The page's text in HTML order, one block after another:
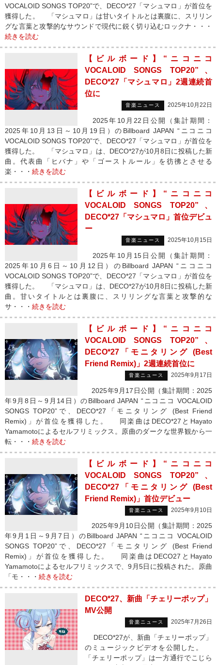
VOCALOID SONGS TOP20”で、DECO*27「マシュマロ」が首位を
獲得した。 「マシュマロ」は甘いタイトルとは裏腹に、スリリン
グな言葉と攻撃的なサウンドで現代に鋭く切り込むロックナ・・・
続きを読む
【ビルボード】“ニコニコ
VOCALOID SONGS TOP20”、
DECO*27「マシュマロ」2週連続首
位に
音楽ニュース 2025年10月22日
2025年10月22日公開（集計期間：
2025年10月13日～10月19日）のBillboard JAPAN “ニコニコ
VOCALOID SONGS TOP20”で、DECO*27「マシュマロ」が首位を
獲得した。 「マシュマロ」は、DECO*27が10月8日に投稿した新
曲。代表曲「ヒバナ」や「ゴーストルール」を彷彿とさせる
楽・・・ 続きを読む
【ビルボード】“ニコニコ
VOCALOID SONGS TOP20”、
DECO*27「マシュマロ」首位デビュ
ー
音楽ニュース 2025年10月15日
2025年10月15日公開（集計期間：
2025年10月6日～10月12日）のBillboard JAPAN “ニコニコ
VOCALOID SONGS TOP20”で、DECO*27「マシュマロ」が首位を
獲得した。 「マシュマロ」は、DECO*27が10月8日に投稿した新
曲。甘いタイトルとは裏腹に、スリリングな言葉と攻撃的な
サ・・・ 続きを読む
【ビルボード】“ニコニコ
VOCALOID SONGS TOP20”、
DECO*27「モニタリング (Best
Friend Remix)」2週連続首位に
音楽ニュース 2025年9月17日
2025年9月17日公開（集計期間：2025
年9月8日～9月14日）のBillboard JAPAN “ニコニコ VOCALOID
SONGS TOP20”で、DECO*27「モニタリング (Best Friend
Remix)」が首位を獲得した。 同楽曲はDECO*27とHayato
Yamamotoによるセルフリミックス。原曲のダークな世界観から一
転・・・ 続きを読む
【ビルボード】“ニコニコ
VOCALOID SONGS TOP20”、
DECO*27「モニタリング (Best
Friend Remix)」首位デビュー
音楽ニュース 2025年9月10日
2025年9月10日公開（集計期間：2025
年9月1日～9月7日）のBillboard JAPAN “ニコニコ VOCALOID
SONGS TOP20”で、DECO*27「モニタリング (Best Friend
Remix)」が首位を獲得した。 同楽曲はDECO27とHayato
Yamamotoによるセルフリミックスで、9月5日に投稿された。原曲
「モ・・・ 続きを読む
DECO*27、新曲「チェリーポップ」
MV公開
音楽ニュース 2025年7月26日
DECO*27が、新曲「チェリーポップ」
のミュージックビデオを公開した。
「チェリーポップ」は一方通行でこじら